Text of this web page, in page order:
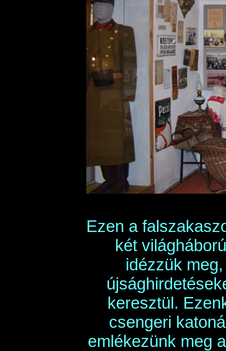
Ezen a
két
idézzük
keresztül.
csengeri
emlékezünk meg